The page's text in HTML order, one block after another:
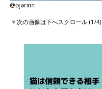
@ojarinn
▼次の画像は下へスクロール (1/4)